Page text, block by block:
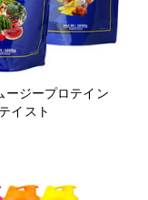
ージープロテイン
イスト